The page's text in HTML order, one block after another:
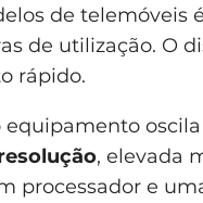
de telemóveis
de utilização. O
rápido.
equipamento
, elevada
processador e